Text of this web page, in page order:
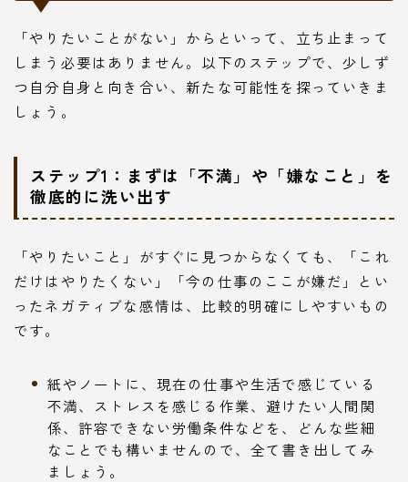
「やりたいことがない」からといって、立ち止まって
しまう必要はありません。以下のステップで、少しず
つ自分自身と向き合い、新たな可能性を探っていきま
しょう。
ステップ1：まずは「不満」や「嫌なこと」を
徹底的に洗い出す
「やりたいこと」がすぐに見つからなくても、「これ
だけはやりたくない」「今の仕事のここが嫌だ」とい
ったネガティブな感情は、比較的明確にしやすいもの
です。
紙やノートに、現在の仕事や生活で感じている
不満、ストレスを感じる作業、避けたい人間関
係、許容できない労働条件などを、どんな些細
なことでも構いませんので、全て書き出してみ
ましょう。